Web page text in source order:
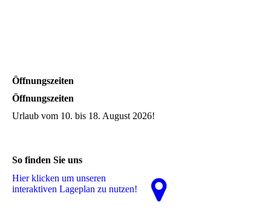
Öffnungszeiten
Öffnungszeiten
Urlaub vom 10. bis 18. August 2026!
So finden Sie uns
Hier klicken um unseren
interaktiven La­ge­plan zu nutzen!